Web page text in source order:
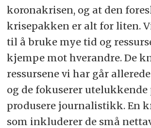
koronakrisen, og at den
krisepakken er alt for liten.
til å bruke mye tid og
kjempe mot hverandre. De
ressursene vi har går
og de fokuserer utelukkende
produsere journalistikk. En
som inkluderer de små